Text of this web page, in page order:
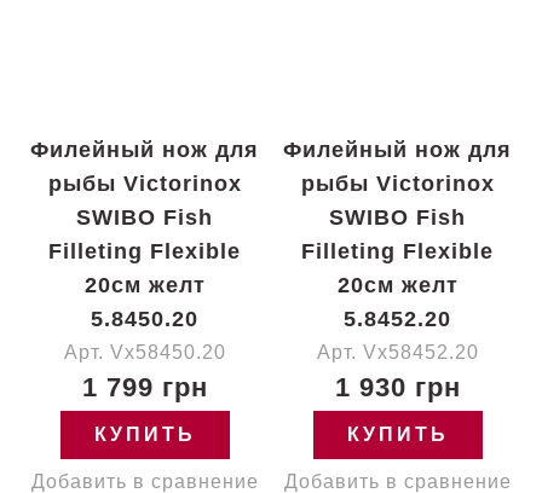
Филейный нож для
рыбы Victorinox
SWIBO Fish
Filleting Flexible
20см желт
5.8450.20
Арт. Vx58450.20
1 799 грн
КУПИТЬ
Добавить в сравнение
Филейный нож для
рыбы Victorinox
SWIBO Fish
Filleting Flexible
20см желт
5.8452.20
Арт. Vx58452.20
1 930 грн
КУПИТЬ
Добавить в сравнение